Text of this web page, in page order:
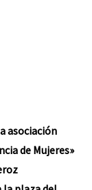
asociación
de Mujeres»